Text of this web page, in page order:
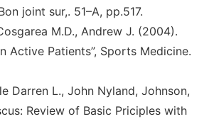
joint sur,. 51–A, pp.517.
M.D., Andrew J. (2004).
Active Patients”, Sports Medicine.
Darren L., John Nyland, Johnson,
Review of Basic Priciples with